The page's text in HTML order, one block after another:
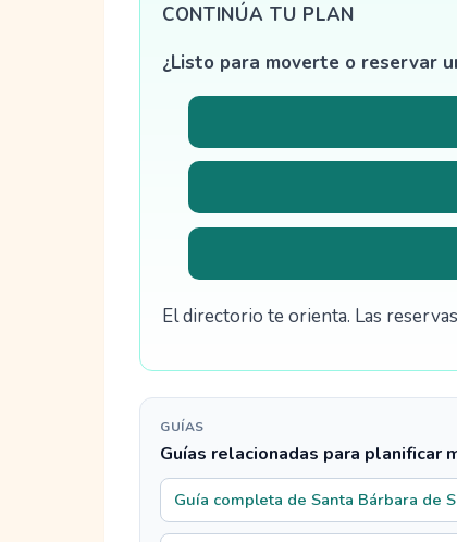
CONTINÚA TU PLAN
¿Listo para moverte o reservar
El directorio te orienta. Las
GUÍAS
Guías relacionadas para planificar
Guía completa de Santa Bárbara de